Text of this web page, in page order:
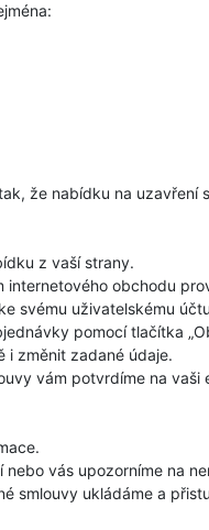
že nabídku na
z vaší strany.
obchodu
svému uživatelskému
pomocí tlačítka
i změnit zadané údaje.
vám potvrdíme na
vás upozorníme na
smlouvy ukládáme a